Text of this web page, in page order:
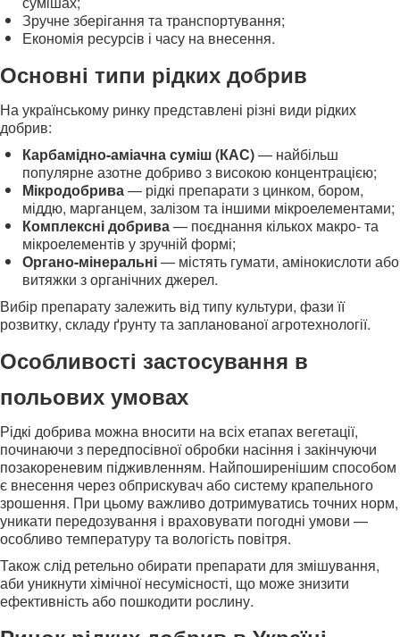
Зручне зберігання та транспортування;
Економія ресурсів і часу на внесення.
Основні типи рідких добрив
На українському ринку представлені різні види рідких
добрив:
Карбамідно-аміачна суміш (КАС)— найбільш
популярне азотне добриво з високою концентрацією;
Мікродобрива— рідкі препарати з цинком, бором,
міддю, марганцем, залізом та іншими мікроелементами;
Комплексні добрива— поєднання кількох макро- та
мікроелементів у зручній формі;
Органо-мінеральні— містять гумати, амінокислоти або
витяжки з органічних джерел.
Вибір препарату залежить від типу культури, фази її
розвитку, складу ґрунту та запланованої агротехнології.
Особливості застосування в
польових умовах
Рідкі добрива можна вносити на всіх етапах вегетації,
починаючи з передпосівної обробки насіння і закінчуючи
позакореневим підживленням. Найпоширенішим способом
є внесення через обприскувач або систему крапельного
зрошення. При цьому важливо дотримуватись точних норм,
уникати передозування і враховувати погодні умови —
особливо температуру та вологість повітря.
Також слід ретельно обирати препарати для змішування,
аби уникнути хімічної несумісності, що може знизити
ефективність або пошкодити рослину.